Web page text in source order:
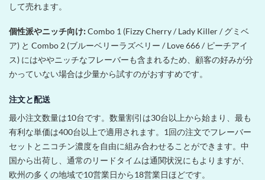
して売れます。
個性派やニッチ向け:Combo 1 (Fizzy Cherry / Lady Killer / グミベ
ア) と Combo 2 (ブルーベリーラズベリー / Love 666 / ピーチアイ
ス) にはややニッチなフレーバーも含まれるため、顧客の好みが分
かっていない場合は少量から試すのがおすすめです。
注文と配送
最小注文数量は10台です。数量割引は30台以上から始まり、最も
有利な単価は400台以上で適用されます。1回の注文でフレーバー
セットとニコチン濃度を自由に組み合わせることができます。中
国から出荷し、通常のリードタイムは通関状況にもよりますが、
欧州の多くの地域で10営業日から18営業日ほどです。